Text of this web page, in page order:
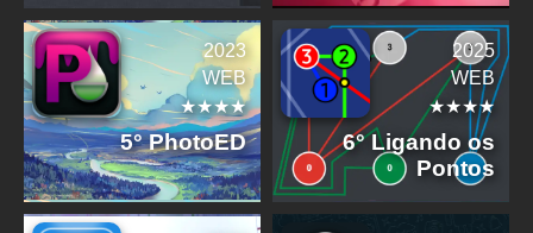
2023
WEB
★★★★
5° PhotoED
2025
WEB
★★★★
6° Ligando os
Pontos